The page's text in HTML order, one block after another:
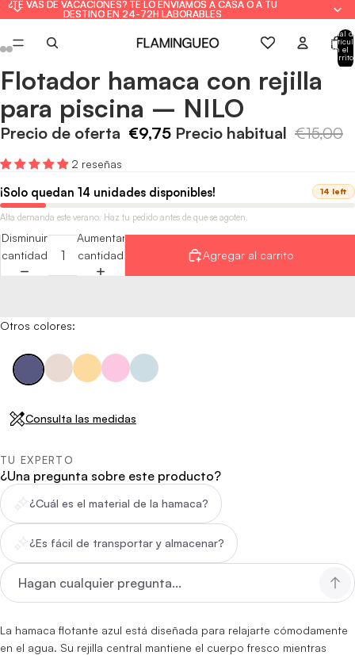
¿TE VAS DE VACACIONES? TE LO ENVIAMOS A CASA O A TU
DESTINO EN 24-72H LABORABLES
¿TE VAS DE VACACIONES? TE LO ENVIAMOS A CASA O A TU
DESTINO EN 24-72H LABORABLES
Total
en el
carrito:
Abrir
imagen
a
pantalla
Abrir
imagen
a
pantalla
Abrir
imagen
a
pantalla
Abrir
imagen
a
pantalla
Abrir
imagen
a
pantalla
Abrir
imagen
a
pantalla
Flotador hamaca con rejilla
para piscina – NILO
Precio de oferta €9,75 Precio habitual €15,00
2 reseñas
¡Solo quedan 14 unidades disponibles! 14 left
Alta demanda este verano. Haz tu pedido antes de que se agoten.
Disminuir
cantidad
Aumentar
cantidad
Agregar al carrito
Otros colores:
Consulta las medidas
TU EXPERTO
¿Una pregunta sobre este producto?
¿Cuál es el material de la hamaca?
¿Es fácil de transportar y almacenar?
La hamaca flotante azul está diseñada para relajarte cómodamente
en el agua. Su rejilla central mantiene el cuerpo fresco mientras